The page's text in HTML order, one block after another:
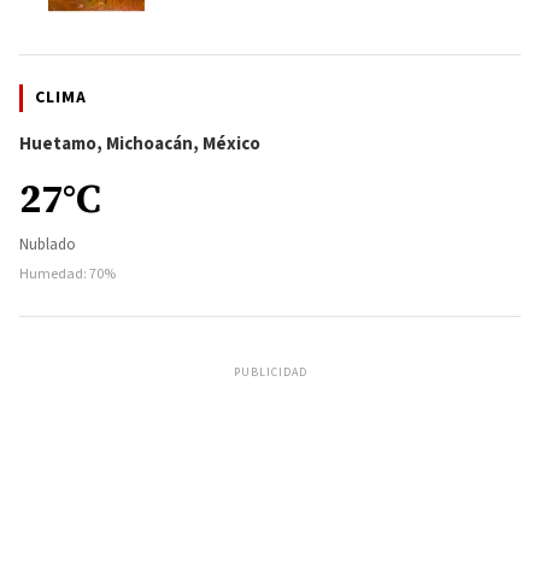
CLIMA
Huetamo, Michoacán, México
27°C
Nublado
Humedad: 70%
PUBLICIDAD